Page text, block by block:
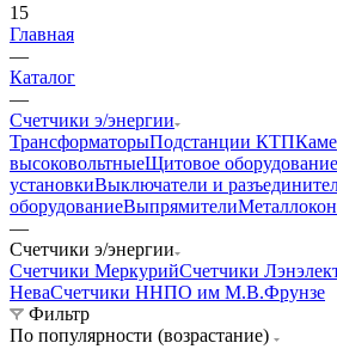
15
Главная
—
Каталог
—
Счетчики э/энергии
ТрансформаторыПодстанции КТП
высоковольтныеЩитовое
установкиВыключатели и
оборудованиеВыпрямители
—
Счетчики э/энергии
Счетчики МеркурийСчетчики
НеваСчетчики ННПО им М.В.Фрунзе
Фильтр
По популярности (возрастание)